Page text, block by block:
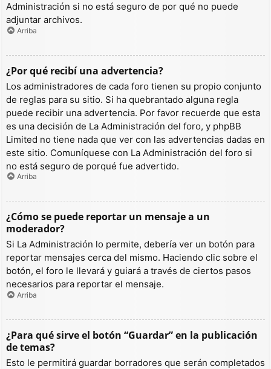
Administración si no está seguro de por qué no puede
adjuntar archivos.
Arriba
¿Por qué recibí una advertencia?
Los administradores de cada foro tienen su propio conjunto
de reglas para su sitio. Si ha quebrantado alguna regla
puede recibir una advertencia. Por favor recuerde que esta
es una decisión de La Administración del foro, y phpBB
Limited no tiene nada que ver con las advertencias dadas en
este sitio. Comuníquese con La Administración del foro si
no está seguro de porqué fue advertido.
Arriba
¿Cómo se puede reportar un mensaje a un
moderador?
Si La Administración lo permite, debería ver un botón para
reportar mensajes cerca del mismo. Haciendo clic sobre el
botón, el foro le llevará y guiará a través de ciertos pasos
necesarios para reportar el mensaje.
Arriba
¿Para qué sirve el botón “Guardar” en la publicación
de temas?
Esto le permitirá guardar borradores que serán completados